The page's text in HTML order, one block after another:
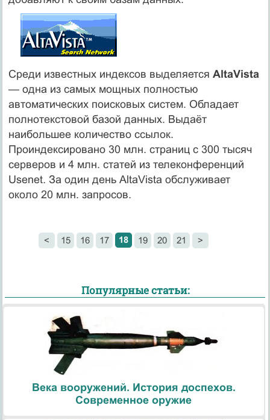
Среди известных индексов выделяется AltaVista
— одна из самых мощных полностью
автоматических поисковых систем. Обладает
полнотекстовой базой данных. Выдаёт
наибольшее количество ссылок.
Проиндексировано 30 млн. страниц с 300 тысяч
серверов и 4 млн. статей из телеконференций
Usenet. За один день AltaVista обслуживает
около 20 млн. запросов.
< 15 16 17 18 19 20 21 >
Популярные статьи:
Века вооружений. История доспехов.
Современное оружие